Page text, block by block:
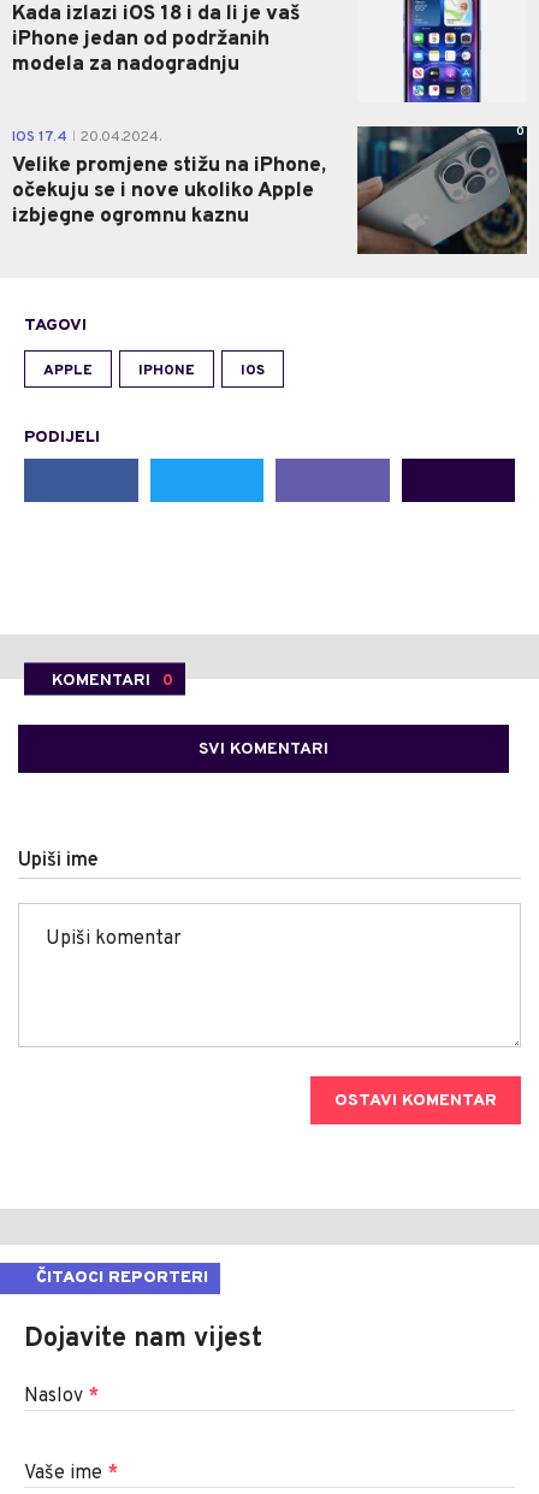
Kada izlazi iOS 18 i da li je vaš
iPhone jedan od podržanih
modela za nadogradnju
IOS 17.4 20.04.2024.
Velike promjene stižu na iPhone,
očekuju se i nove ukoliko Apple
izbjegne ogromnu kaznu
0
TAGOVI
APPLE IPHONE IOS
PODIJELI
KOMENTARI 0
SVI KOMENTARI
Upiši ime
OSTAVI KOMENTAR
ČITAOCI REPORTERI
Dojavite nam vijest
Naslov *
Vaše ime *